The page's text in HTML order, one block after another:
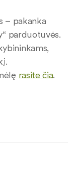
– pakanka
parduotuvės.
rasite čia.